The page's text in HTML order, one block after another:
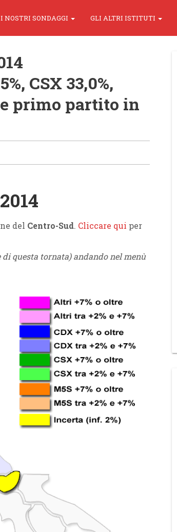
I NOSTRI SONDAGGI GLI ALTRI ISTITUTI
CSX 33,0%,
primo partito in
del Centro-Sud. Cliccare qui per
questa tornata) andando nel menù